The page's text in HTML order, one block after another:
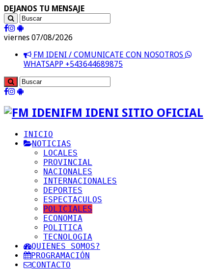
DEJANOS TU MENSAJE
viernes 07/08/2026
FM IDENI / COMUNICATE CON NOSOTROS
WHATSAPP +543644689875
FM IDENI SITIO OFICIAL
INICIO
NOTICIAS
LOCALES
PROVINCIAL
NACIONALES
INTERNACIONALES
DEPORTES
ESPECTACULOS
POLICIALES
ECONOMIA
POLITICA
TECNOLOGIA
QUIENES SOMOS?
PROGRAMACIÓN
CONTACTO